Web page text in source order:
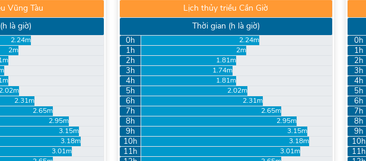
Vũng Tàu
là giờ)
2.24m
2m
2.02m
2.31m
2.65m
2.95m
3.15m
3.18m
3.01m
Lịch thủy triều Cần Giờ
Thời gian (h là giờ)
0h 2.24m
1h 2m
2h 1.81m
3h 1.74m
4h 1.81m
5h 2.02m
6h 2.31m
7h 2.65m
8h 2.95m
9h 3.15m
10h 3.18m
11h 3.01m
0h
1h
2h
3h
4h
5h
6h
7h
8h
9h
10h
11h